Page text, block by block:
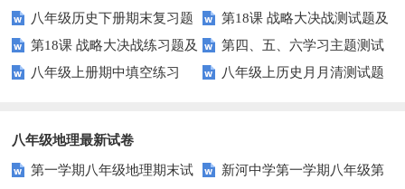
题
半期考试八年级历史试题
八年级历史下册期末复习题
及答案
第18课 战略大决战测试题及
答案
第18课 战略大决战练习题及
答案
第四、五、六学习主题测试
题（川教版八上）
八年级上册期中填空练习
八年级上历史月月清测试题
八年级地理最新试卷
第一学期八年级地理期末试
新河中学第一学期八年级第